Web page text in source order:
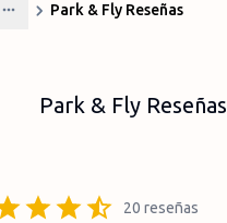
More
Park & Fly Reseñas
Park & Fly Reseñas
20 reseñas